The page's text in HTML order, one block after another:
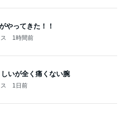
やってきた！！
1時間前
いが全く痛くない腕
1日前